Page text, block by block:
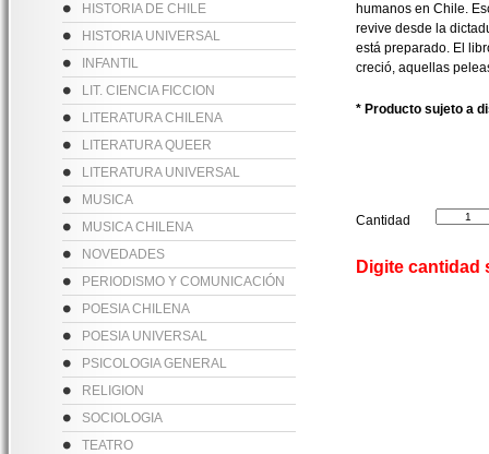
HISTORIA DE CHILE
HISTORIA UNIVERSAL
INFANTIL
LIT. CIENCIA FICCION
LITERATURA CHILENA
LITERATURA QUEER
LITERATURA UNIVERSAL
MUSICA
MUSICA CHILENA
NOVEDADES
PERIODISMO Y COMUNICACIÓN
POESIA CHILENA
POESIA UNIVERSAL
PSICOLOGIA GENERAL
RELIGION
SOCIOLOGIA
TEATRO
humanos en Chile.
revive desde la
está preparado. El
creció, aquellas
* Producto sujeto a
Cantidad
Digite